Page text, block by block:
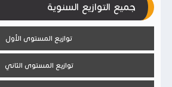
جميع التوازيع السنوية
توازيع المستوى الأول
توازيع المستوى الثاني